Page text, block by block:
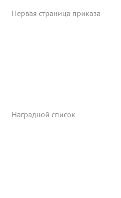
Первая страница приказа
Наградной список